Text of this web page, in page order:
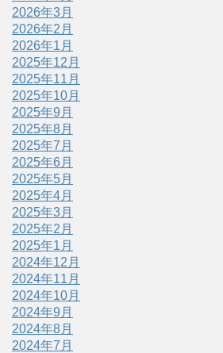
2026年3月
2026年2月
2026年1月
2025年12月
2025年11月
2025年10月
2025年9月
2025年8月
2025年7月
2025年6月
2025年5月
2025年4月
2025年3月
2025年2月
2025年1月
2024年12月
2024年11月
2024年10月
2024年9月
2024年8月
2024年7月